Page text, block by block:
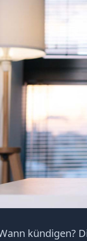
kündigen?